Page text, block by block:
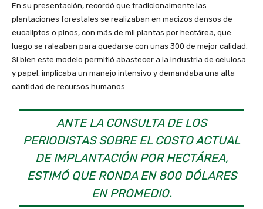
En su presentación, recordó que tradicionalmente las
plantaciones forestales se realizaban en macizos densos de
eucaliptos o pinos, con más de mil plantas por hectárea, que
luego se raleaban para quedarse con unas 300 de mejor calidad.
Si bien este modelo permitió abastecer a la industria de celulosa
y papel, implicaba un manejo intensivo y demandaba una alta
cantidad de recursos humanos.
ANTE LA CONSULTA DE LOS
PERIODISTAS SOBRE EL COSTO ACTUAL
DE IMPLANTACIÓN POR HECTÁREA,
ESTIMÓ QUE RONDA EN 800 DÓLARES
EN PROMEDIO.